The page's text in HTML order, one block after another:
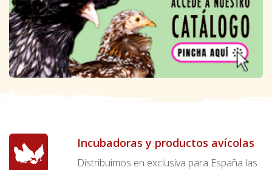
Incubadoras y productos avícolas
Distribuimos en exclusiva para España las